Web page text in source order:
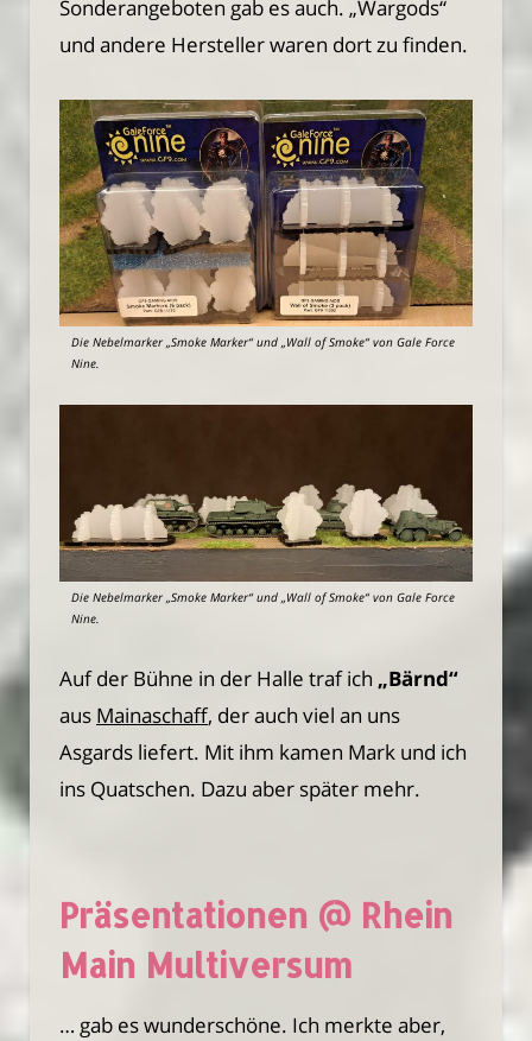
Sonderangeboten gab es auch. „Wargods“
und andere Hersteller waren dort zu finden.
Die Nebelmarker „Smoke Marker“ und „Wall of Smoke“ von Gale Force
Nine.
Die Nebelmarker „Smoke Marker“ und „Wall of Smoke“ von Gale Force
Nine.
Auf der Bühne in der Halle traf ich „Bärnd“
aus Mainaschaff, der auch viel an uns
Asgards liefert. Mit ihm kamen Mark und ich
ins Quatschen. Dazu aber später mehr.
Präsentationen @ Rhein
Main Multiversum
… gab es wunderschöne. Ich merkte aber,